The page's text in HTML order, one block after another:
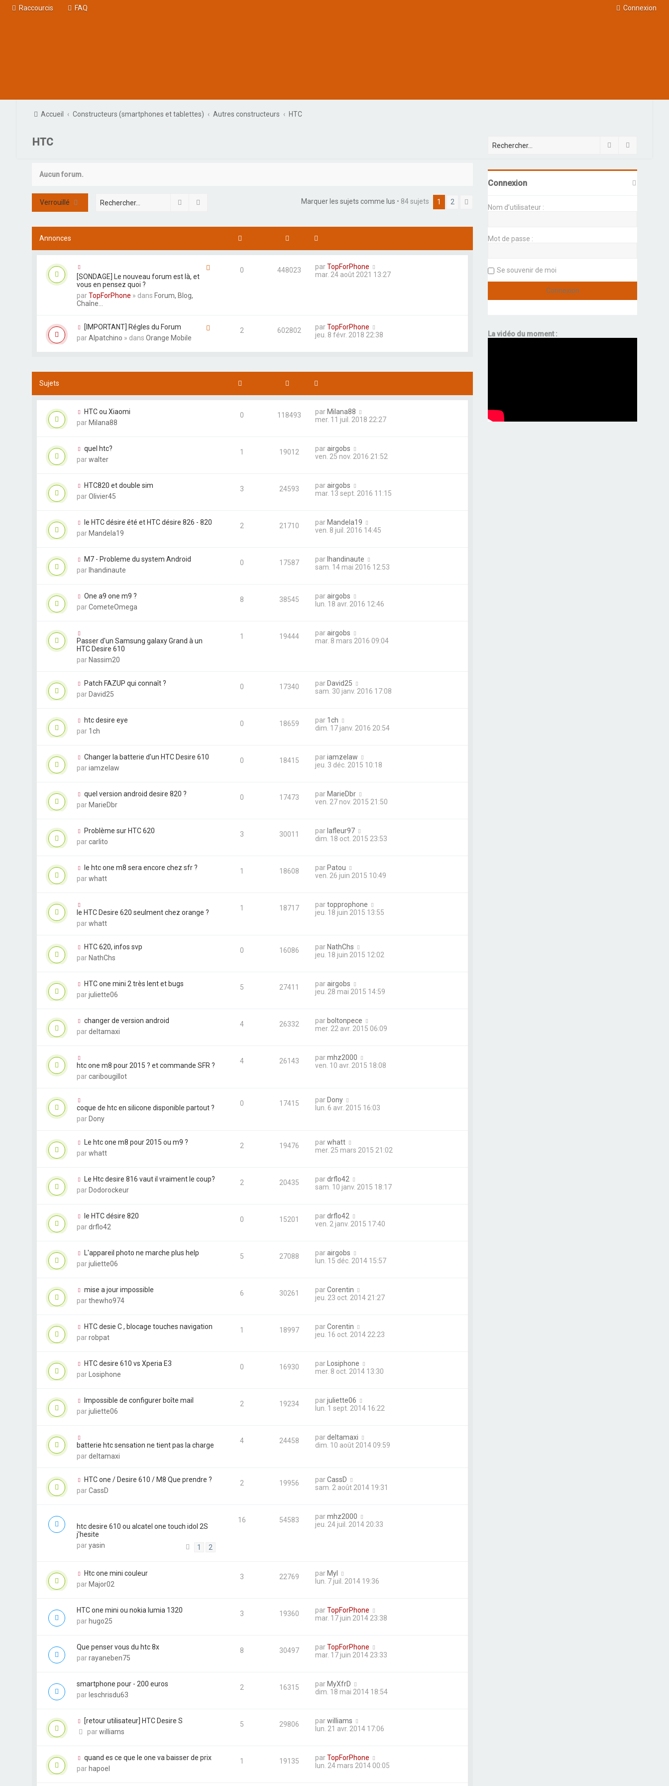
Raccourcis FAQ Connexion
Accueil Constructeurs (smartphones et tablettes) Autres constructeurs HTC
HTC
Aucun forum.
Verrouillé Rechercher Marquer les sujets comme lus • 84 sujets 1 2 Suivant
Annonces
[SONDAGE] Le nouveau forum est là, et
vous en pensez quoi ?
parTopForPhone » dans Forum, Blog,
Chaîne...
0 448023 parTopForPhone
mar. 24 août 2021 13:27
[IMPORTANT] Régles du Forum
parAlpatchino » dans Orange Mobile
2 602802 parTopForPhone
jeu. 8 févr. 2018 22:38
Sujets
HTC ou Xiaomi
par Milana88
0 118493 par Milana88
mer. 11 juil. 2018 22:27
quel htc?
parwalter
1 19012 parairgobs
ven. 25 nov. 2016 21:52
HTC820 et double sim
parOlivier45
3 24593 parairgobs
mar. 13 sept. 2016 11:15
le HTC désire été et HTC désire 826 - 820
par Mandela19
2 21710 par Mandela19
ven. 8 juil. 2016 14:45
M7 - Probleme du system Android
par lhandinaute
0 17587 par lhandinaute
sam. 14 mai 2016 12:53
One a9 one m9 ?
parCometeOmega
8 38545 parairgobs
lun. 18 avr. 2016 12:46
Passer d'un Samsung galaxy Grand à un
HTC Desire 610
par Nassim20
1 19444 parairgobs
mar. 8 mars 2016 09:04
Patch FAZUP qui connaît ?
par David25
0 17340 par David25
sam. 30 janv. 2016 17:08
htc desire eye
par 1ch
0 18659 par 1ch
dim. 17 janv. 2016 20:54
Changer la batterie d'un HTC Desire 610
pariamzelaw
0 18415 pariamzelaw
jeu. 3 déc. 2015 10:18
quel version android desire 820 ?
par MarieDbr
0 17473 par MarieDbr
ven. 27 nov. 2015 21:50
Problème sur HTC 620
parcarlito
3 30011 par lafleur97
dim. 18 oct. 2015 23:53
le htc one m8 sera encore chez sfr ?
parwhatt
1 18608 par Patou
ven. 26 juin 2015 10:49
le HTC Desire 620 seulment chez orange ?
parwhatt
1 18717 partopprophone
jeu. 18 juin 2015 13:55
HTC 620, infos svp
par NathChs
0 16086 par NathChs
jeu. 18 juin 2015 12:02
HTC one mini 2 très lent et bugs
parjuliette06
5 27411 parairgobs
jeu. 28 mai 2015 14:59
changer de version android
pardeltamaxi
4 26332 par boltonpece
mer. 22 avr. 2015 06:09
htc one m8 pour 2015 ? et commande SFR ?
parcaribougillot
4 26143 parmhz2000
ven. 10 avr. 2015 18:08
coque de htc en silicone disponible partout ?
par Dony
0 17415 par Dony
lun. 6 avr. 2015 16:03
Le htc one m8 pour 2015 ou m9 ?
parwhatt
2 19476 parwhatt
mer. 25 mars 2015 21:02
Le Htc desire 816 vaut il vraiment le coup?
par Dodorockeur
2 20435 pardrflo42
sam. 10 janv. 2015 18:17
le HTC désire 820
pardrflo42
0 15201 pardrflo42
ven. 2 janv. 2015 17:40
L'appareil photo ne marche plus help
parjuliette06
5 27088 parairgobs
lun. 15 déc. 2014 15:57
mise a jour impossible
parthewho974
6 30261 parCorentin
jeu. 23 oct. 2014 21:27
HTC desie C , blocage touches navigation
parrobpat
1 18997 parCorentin
jeu. 16 oct. 2014 22:23
HTC desire 610 vs Xperia E3
par
Losiphone
0 16930 par
Losiphone
mer. 8 oct. 2014 13:30
Impossible de configurer boîte mail
parjuliette06
2 19234 parjuliette06
lun. 1 sept. 2014 16:22
batterie htc sensation ne tient pas la charge
pardeltamaxi
4 24458 pardeltamaxi
dim. 10 août 2014 09:59
HTC one / Desire 610 / M8 Que prendre ?
parCassD
2 19956 parCassD
sam. 2 août 2014 19:31
htc desire 610 ou alcatel one touch idol 2S
j'hesite
paryasin 1 2
16 54583 parmhz2000
jeu. 24 juil. 2014 20:33
Htc one mini couleur
par Major02
3 22769 par Myl
lun. 7 juil. 2014 19:36
HTC one mini ou nokia lumia 1320
par hugo25
3 19360 parTopForPhone
mar. 17 juin 2014 23:38
Que penser vous du htc 8x
parrayaneben75
8 30497 parTopForPhone
mar. 17 juin 2014 23:33
smartphone pour - 200 euros
par leschrisdu63
2 16315 par MyXfrD
dim. 18 mai 2014 18:54
[retour utilisateur] HTC Desire S
parwilliams
5 29806 parwilliams
lun. 21 avr. 2014 17:06
quand es ce que le one va baisser de prix
par hapoel
1 19135 parTopForPhone
lun. 24 mars 2014 00:05
Rechercher
Connexion
Nom d’utilisateur :
Mot de passe :
Se souvenir de moi
La vidéo du moment :